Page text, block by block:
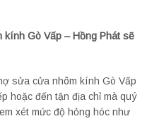
Gò Vấp – Hồng Phát sẽ
sửa cửa nhôm kính Gò Vấp
hoặc đến tận địa chỉ mà quý
xét mức độ hỏng hóc như